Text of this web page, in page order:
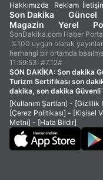
Hakkımızda Reklam
Son Dakika Güncel
Magazin
Yerel
SonDakika.com Haber
%100 uygun olarak
herhangi bir ortamda
11:59:53. #7.12#
SON DAKİKA: Son dakika
Turizm Sertifikası son
dakika, son dakika Güvenli
[Kullanım Şartları] - [Gizlilik
[Çerez Politikası] - [Kişisel
Metni] - [Hata Bildir]